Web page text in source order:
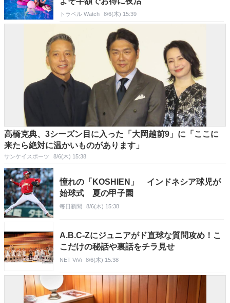
トラベル Watch 8/6(木) 15:39
高橋克典、3シーズン目に入った「大岡越前9」に「ここに
来たら絶対に温かいものがあります」
サンケイスポーツ 8/6(木) 15:38
憧れの「KOSHIEN」 インドネシア球児が
始球式 夏の甲子園
毎日新聞 8/6(木) 15:38
A.B.C-Zにジュニアがド直球な質問攻め！こ
こだけの秘話や裏話をチラ見せ
NET ViVi 8/6(木) 15:38